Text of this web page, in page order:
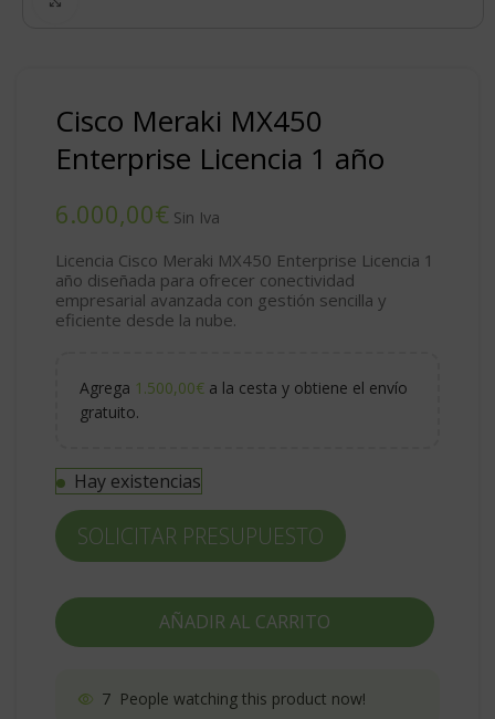
Cisco Meraki MX450
Enterprise Licencia 1 año
€
Licencia Cisco Meraki MX450 Enterprise Licencia 1
año diseñada para ofrecer conectividad
empresarial avanzada con gestión sencilla y
eficiente desde la nube.
Agrega 1.500,00€ a la cesta y obtiene el envío
gratuito.
Hay existencias
AÑADIR AL CARRITO
SOLICITAR PRESUPUESTO
7 People watching this product now!